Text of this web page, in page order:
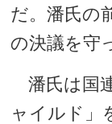
だ。潘氏の
の決議を守
潘氏は国
ャイルド」